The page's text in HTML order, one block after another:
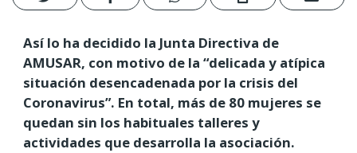
Así lo ha decidido la Junta Directiva de
AMUSAR, con motivo de la “delicada y atípica
situación desencadenada por la crisis del
Coronavirus”. En total, más de 80 mujeres se
quedan sin los habituales talleres y
actividades que desarrolla la asociación.